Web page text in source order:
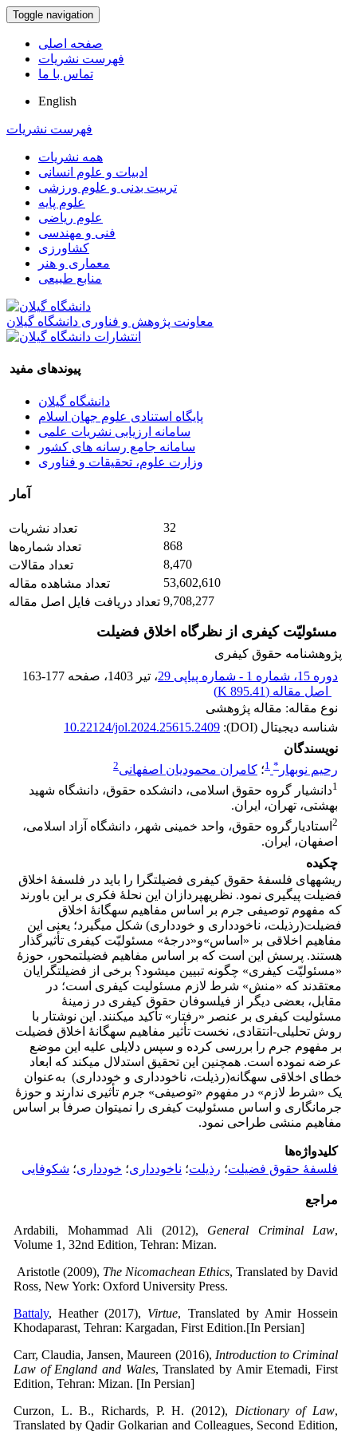
Toggle navigation
صفحه اصلی
فهرست نشریات
تماس با ما
English
فهرست نشریات
همه نشریات
ادبیات و علوم انسانی
تربیت بدنی و علوم ورزشی
علوم پایه
علوم ریاضی
فنی و مهندسی
کشاورزی
معماری و هنر
منابع طبیعی
معاونت پژوهش و فناوری دانشگاه گیلان
پیوندهای مفید
دانشگاه گیلان
پایگاه استنادی علوم جهان اسلام
سامانه ارزیابی نشریات علمی
سامانه جامع رسانه های کشور
وزارت علوم، تحقیقات و فناوری
آمار
تعداد نشریات
32
تعداد شماره‌ها
868
تعداد مقالات
8,470
تعداد مشاهده مقاله
53,602,610
تعداد دریافت فایل اصل مقاله 9,708,277
مسئولیّت کیفری از نظرگاه اخلاق فضیلت
پژوهشنامه حقوق کیفری
دوره 15، شماره 1 - شماره پیاپی 29
، تیر 1403 ، صفحه 163-177
اصل مقاله (895.41 K
)
نوع مقاله: مقاله پژوهشی
شناسه دیجیتال (DOI):
10.22124/jol.2024.25615.2409
نویسندگان
رحیم نوبهار *
1؛ کامران محمودیان اصفهانی2
1دانشیار گروه حقوق اسلامی، دانشکده حقوق، دانشگاه شهید
بهشتی، تهران، ایران.
2 استادیارگروه حقوق، واحد خمینی شهر، دانشگاه آزاد اسلامی،
اصفهان، ایران.
چکیده
ریشه­های فلسفۀ حقوق کیفری فضیلت­گرا را باید در فلسفۀ اخلاق
فضیلت پیگیری نمود. نظریه­پردازان این نحلۀ فکری بر این باورند
که مفهوم توصیفی جرم بر اساس مفاهیم سه­گانۀ اخلاق
فضیلت(رذیلت، ناخودداری و خودداری) شکل می­گیرد؛ یعنی این
مفاهیم اخلاقی بر «اساس»و«درجۀ» مسئولیّت کیفری تأثیرگذار
هستند. پرسش این است که بر اساس مفاهیم فضیلت­محور، حوزۀ
«مسئولیّت کیفری» چگونه تبیین می­شود؟ برخی از فضیلت­گرایان
معتقدند که «منش» شرط لازم مسئولیت کیفری است؛ در
مقابل، بعضی دیگر از فیلسوفان حقوق کیفری در زمینۀ
مسئولیت کیفری بر عنصر «رفتار» تأکید می­کنند. این نوشتار با
روش تحلیلی-انتقادی، نخست تأثیر مفاهیم سه­گانۀ اخلاق فضیلت
بر مفهوم جرم را بررسی کرده و سپس دلایلی علیه این موضع
عرضه نموده است. همچنین این تحقیق استدلال می­کند که ابعاد
خطای اخلاقی سه­گانه(رذیلت، ناخودداری و خودداری) به‌عنوان
یک «شرط لازم» در مفهوم «توصیفی» جرم تأثیری ندارند و حوزۀ
جرم­انگاری و اساس مسئولیت کیفری را نمی­توان صرفاً بر اساس
مفاهیم منشی طراحی نمود.
کلیدواژه‌ها
فلسفۀ حقوق فضیلت؛ رذیلت؛ ناخودداری؛ خودداری؛ شکوفایی
مراجع
Ardabili, Mohammad Ali (2012), General Criminal Law,
Volume 1, 32nd Edition, Tehran: Mizan.
Aristotle (2009), The Nicomachean Ethics, Translated by David
Ross, New York: Oxford University Press.
Battaly, Heather (2017), Virtue, Translated by Amir Hossein
Khodaparast, Tehran: Kargadan, First Edition.[In Persian]
Carr, Claudia, Jansen, Maureen (2016), Introduction to Criminal
Law of England and Wales, Translated by Amir Etemadi, First
Edition, Tehran: Mizan. [In Persian]
Curzon, L. B., Richards, P. H. (2012), Dictionary of Law,
Translated by Qadir Golkarian and Colleagues, Second Edition,